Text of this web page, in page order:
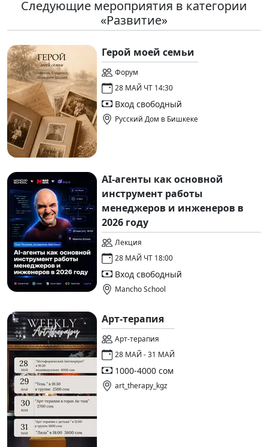
Следующие мероприятия в категории
«Развитие»
Герой моей семьи
Форум
28 МАЙ ЧТ 14:30
Вход свободный
Русский Дом в Бишкеке
AI-агенты как основной
инструмент работы
менеджеров и инженеров в
2026 году
Лекция
28 МАЙ ЧТ 18:00
Вход свободный
Mancho School
Арт-терапия
Арт-терапия
28 МАЙ - 31 МАЙ
1000-4000 сом
art_therapy_kgz